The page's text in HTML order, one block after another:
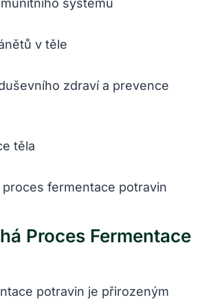
v těle
zdraví a prevence
těla
Proces Fermentace
potravin je přirozeným